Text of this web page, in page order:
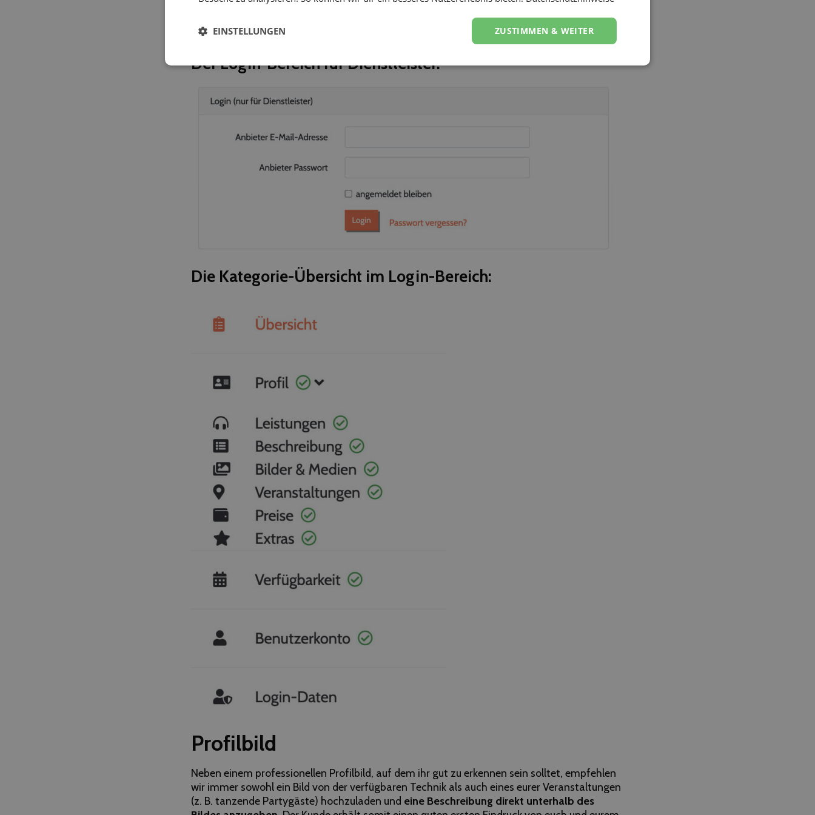
könntet. Im nächsten Schritt gehen wir die wichtigsten Profil-Einstellungen durch und geben
euch gerne Tipps, wie ihr euer DJ-Profil optimal gestalten könnt.
Der Login-Bereich für Dienstleister:
Die Kategorie-Übersicht im Login-Bereich:
Profilbild
Neben einem professionellen Profilbild, auf dem ihr gut zu erkennen sein solltet, empfehlen
wir immer sowohl ein Bild von der verfügbaren Technik als auch eines eurer Veranstaltungen
(z. B. tanzende Partygäste) hochzuladen und eine Beschreibung direkt unterhalb des
ZUSTIMMEN & WEITER
EINSTELLUNGEN